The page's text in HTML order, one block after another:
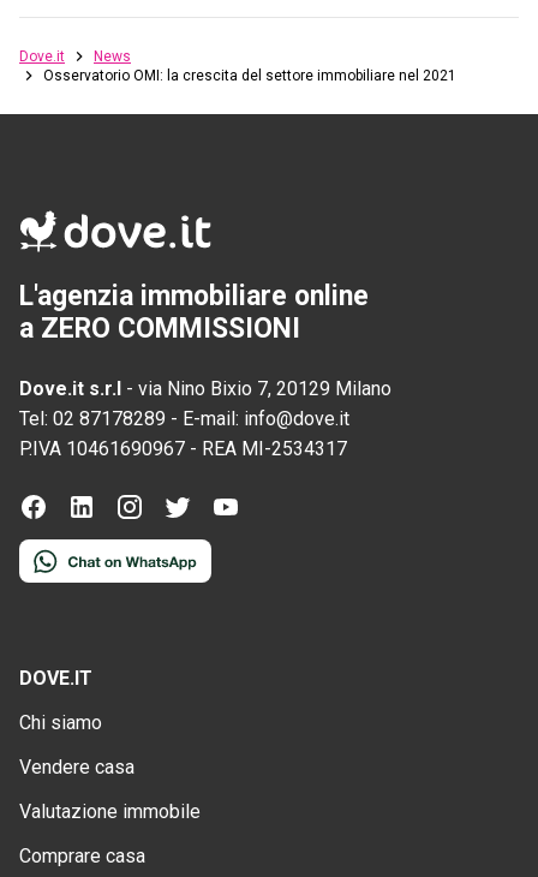
Dove.it
News
Osservatorio OMI: la crescita del settore immobiliare nel 2021
L'agenzia immobiliare online
a ZERO COMMISSIONI
Dove.it s.r.l - via Nino Bixio 7, 20129 Milano
Tel: 02 87178289 - E-mail: info@dove.it
P.IVA 10461690967 - REA MI-2534317
DOVE.IT
Chi siamo
Vendere casa
Valutazione immobile
Comprare casa